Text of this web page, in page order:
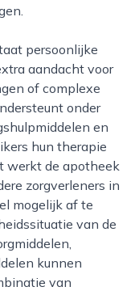
aandacht voor
of complexe
onder
en
hun therapie
werkt de apotheek
zorgverleners in
mogelijk af te
van de
kunnen
van